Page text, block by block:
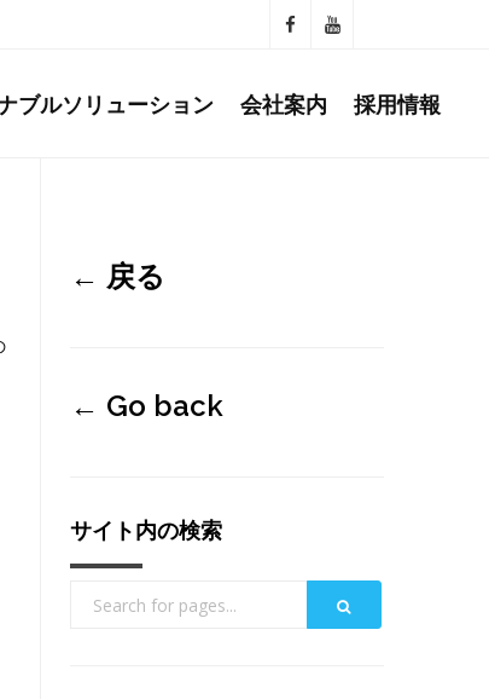
ブルソリューション 会社案内 採用情報
← 戻る
← Go back
サイト内の検索